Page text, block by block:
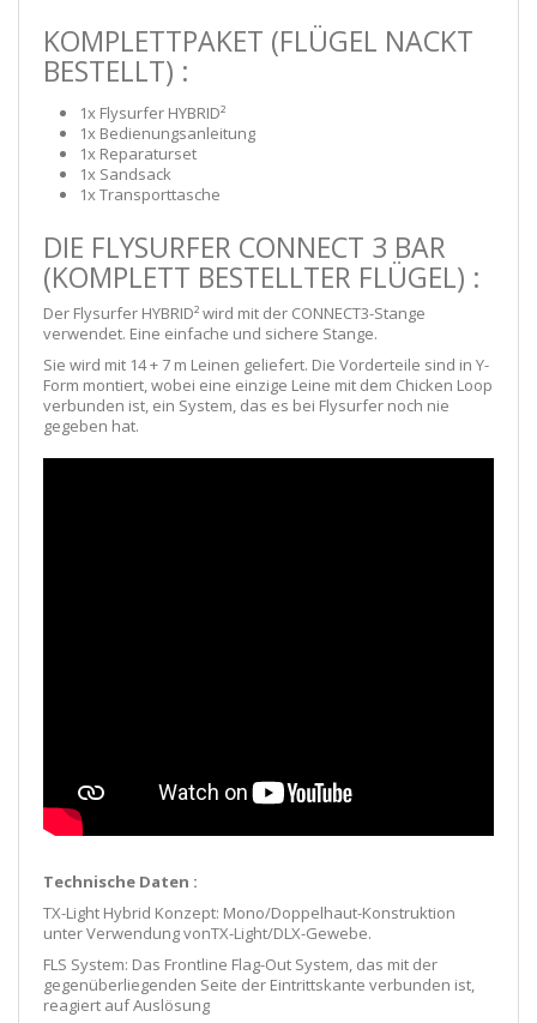
KOMPLETTPAKET (FLÜGEL NACKT
BESTELLT) :
1x Flysurfer HYBRID²
1x Bedienungsanleitung
1x Reparaturset
1x Sandsack
1x Transporttasche
DIE FLYSURFER CONNECT 3 BAR
(KOMPLETT BESTELLTER FLÜGEL) :
Der Flysurfer HYBRID² wird mit der CONNECT3-Stange
verwendet. Eine einfache und sichere Stange.
Sie wird mit 14 + 7 m Leinen geliefert. Die Vorderteile sind in Y-
Form montiert, wobei eine einzige Leine mit dem Chicken Loop
verbunden ist, ein System, das es bei Flysurfer noch nie
gegeben hat.
Technische Daten :
TX-Light Hybrid Konzept: Mono/Doppelhaut-Konstruktion
unter Verwendung vonTX-Light/DLX-Gewebe.
FLS System: Das Frontline Flag-Out System, das mit der
gegenüberliegenden Seite der Eintrittskante verbunden ist,
reagiert auf Auslösung